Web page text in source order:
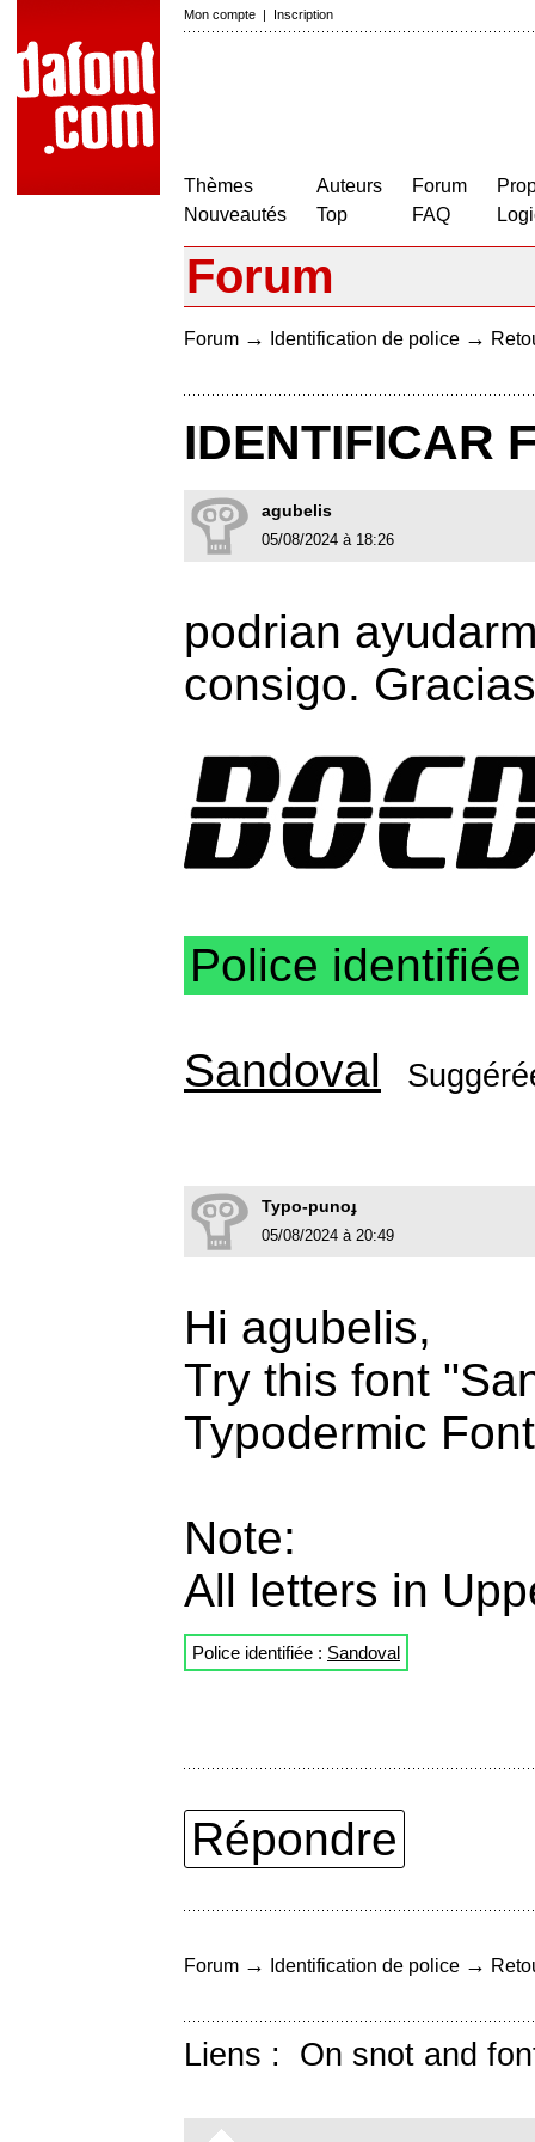
Mon compte | Inscription
Thèmes
Nouveautés
Auteurs
Top
Forum
FAQ
Forum
Forum → Identification de police →
IDENTIFICAR
agubelis
05/08/2024 à 18:26
podrian
consigo. Gracias
Police identifiée
Sandoval
Typo-punoɟ
05/08/2024 à 20:49
Hi agubelis,
Try this font
Typodermic
Note:
All letters in
Police identifiée : Sandoval
Répondre
Forum → Identification de police →
Liens : On snot and